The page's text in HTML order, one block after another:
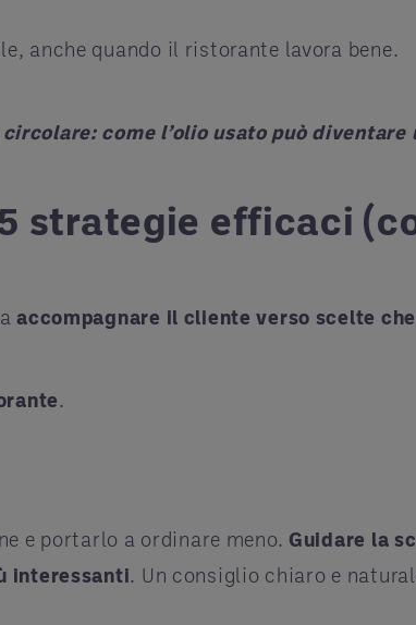
anche quando il ristorante lavora bene.
come l’olio usato può diventare
strategie efficaci
accompagnare il cliente verso scelte
.
e portarlo a ordinare meno.Guidare la
interessanti. Un consiglio chiaro e